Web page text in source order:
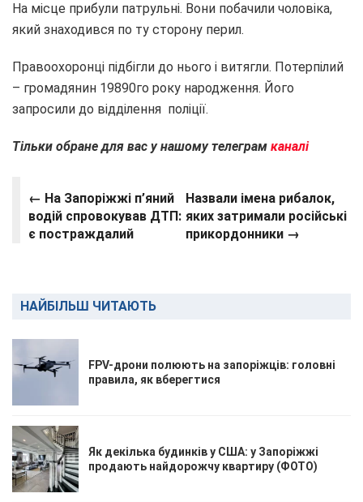
На місце прибули патрульні. Вони побачили чоловіка,
який знаходився по ту сторону перил.
Правоохоронці підбігли до нього і витягли. Потерпілий
– громадянин 19890го року народження. Його
запросили до відділення поліції.
Тільки обране для вас у нашому телеграм каналі
← На Запоріжжі п’яний
водій спровокував ДТП:
є постраждалий
Назвали імена рибалок,
яких затримали російські
прикордонники →
НАЙБІЛЬШ ЧИТАЮТЬ
FPV-дрони полюють на запоріжців: головні
правила, як вберегтися
Як декілька будинків у США: у Запоріжжі
продають найдорожчу квартиру (ФОТО)